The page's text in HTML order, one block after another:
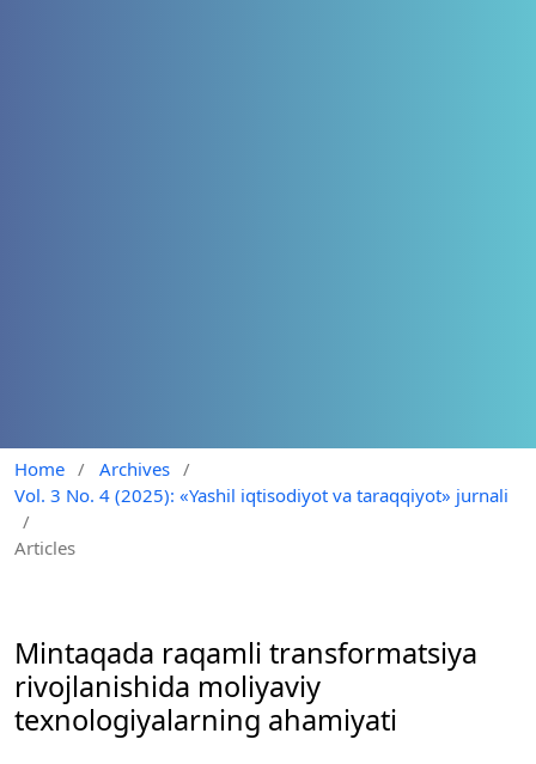
Home / Archives /
Vol. 3 No. 4 (2025): «Yashil iqtisodiyot va taraqqiyot» jurnali
/
Articles
Mintaqada raqamli transformatsiya
rivojlanishida moliyaviy
texnologiyalarning ahamiyati